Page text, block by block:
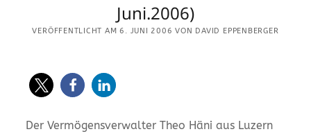
Juni.2006)
VERÖFFENTLICHT AM 6. JUNI 2006 VON DAVID EPPENBERGER
Der Vermögensverwalter Theo Häni aus Luzern